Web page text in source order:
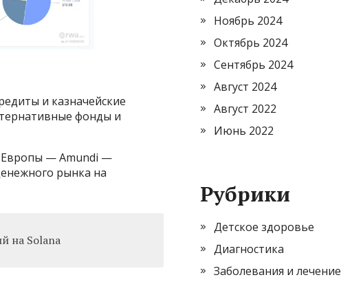
и казначейские
фонды и
Европы — Amundi —
рынка на
на Solana
Ноябрь 2024
Октябрь 2024
Сентябрь 2024
Август 2024
Август 2022
Июнь 2022
Рубрики
Детское здоровье
Диагностика
Заболевания и лечение